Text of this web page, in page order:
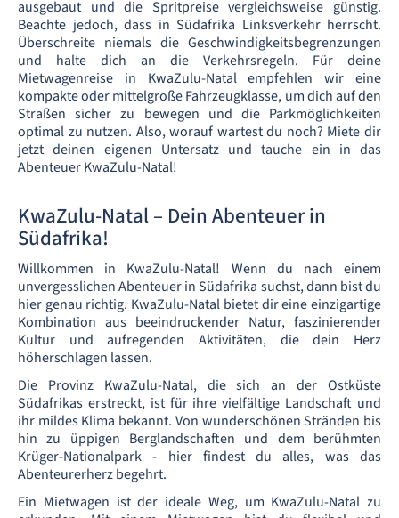
ausgebaut und die Spritpreise vergleichsweise günstig.
Beachte jedoch, dass in Südafrika Linksverkehr herrscht.
Überschreite niemals die Geschwindigkeitsbegrenzungen
und halte dich an die Verkehrsregeln. Für deine
Mietwagenreise in KwaZulu-Natal empfehlen wir eine
kompakte oder mittelgroße Fahrzeugklasse, um dich auf den
Straßen sicher zu bewegen und die Parkmöglichkeiten
optimal zu nutzen. Also, worauf wartest du noch? Miete dir
jetzt deinen eigenen Untersatz und tauche ein in das
Abenteuer KwaZulu-Natal!
KwaZulu-Natal – Dein Abenteuer in
Südafrika!
Willkommen in KwaZulu-Natal! Wenn du nach einem
unvergesslichen Abenteuer in Südafrika suchst, dann bist du
hier genau richtig. KwaZulu-Natal bietet dir eine einzigartige
Kombination aus beeindruckender Natur, faszinierender
Kultur und aufregenden Aktivitäten, die dein Herz
höherschlagen lassen.
Die Provinz KwaZulu-Natal, die sich an der Ostküste
Südafrikas erstreckt, ist für ihre vielfältige Landschaft und
ihr mildes Klima bekannt. Von wunderschönen Stränden bis
hin zu üppigen Berglandschaften und dem berühmten
Krüger-Nationalpark - hier findest du alles, was das
Abenteurerherz begehrt.
Ein Mietwagen ist der ideale Weg, um KwaZulu-Natal zu